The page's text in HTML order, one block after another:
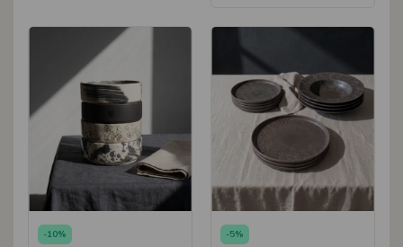
-10% -5%